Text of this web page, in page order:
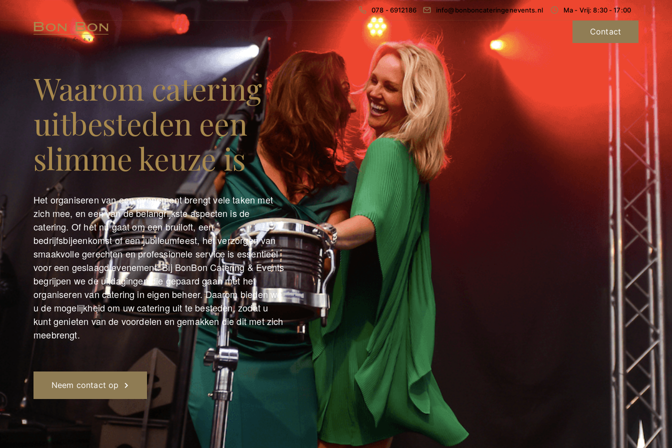
078 - 6912186 info@bonboncateringenevents.nl Ma - Vrij: 8:30 - 17:00
Contact
Waarom catering
uitbesteden een
slimme keuze is
Het organiseren van een evenement brengt vele taken met
zich mee, en een van de belangrijkste aspecten is de
catering. Of het nu gaat om een bruiloft, een
bedrijfsbijeenkomst of een jubileumfeest, het verzorgen van
smaakvolle gerechten en professionele service is essentieel
voor een geslaagd evenement. Bij BonBon Catering & Events
begrijpen we de uitdagingen die gepaard gaan met het
organiseren van catering in eigen beheer. Daarom bieden we
u de mogelijkheid om uw catering uit te besteden, zodat u
kunt genieten van de voordelen en gemakken die dit met zich
meebrengt.
Neem contact op